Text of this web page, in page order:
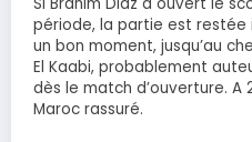
période, la partie est
un bon moment, jusqu’au
El Kaabi, probablement
dès le match d’ouverture.
Maroc rassuré.